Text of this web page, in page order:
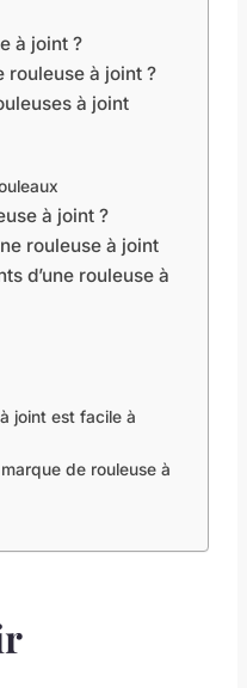
à joint ?
rouleuse à joint ?
à joint
à joint ?
rouleuse à joint
d’une rouleuse à
joint est facile à
de rouleuse à